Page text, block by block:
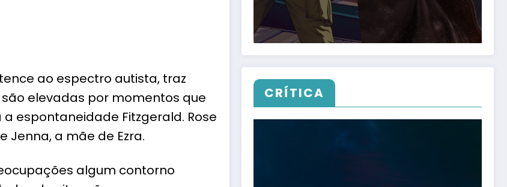
ao espectro autista, traz
elevadas por momentos que
espontaneidade Fitzgerald. Rose
a mãe de Ezra.
algum contorno
CRÍTICA